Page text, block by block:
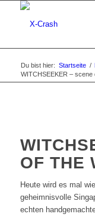
Du bist hier: Startseite /
WITCHSEEKER – scene
OF THE
Heute wird es mal
geheimnisvolle
echten